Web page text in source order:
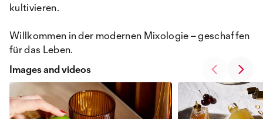
kultivieren.
Willkommen in der modernen Mixologie – geschaffen
für das Leben.
Images and videos